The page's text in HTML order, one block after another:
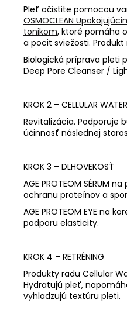
Pleť očistite pomocou
OSMOCLEAN
tonikom, ktoré pomáha
a pocit sviežosti.
Biologická príprava pleti
Deep Pore Cleanser /
KROK 2 – CELLULAR
Revitalizácia. Podporuje
účinnosť následnej
KROK 3 – DLHOVEKOSŤ
AGE PROTEOM SÉRUM
ochranu proteínov a
AGE PROTEOM EYE na
podporu elasticity.
KROK 4 – RETRÉNING
Produkty radu Cellular
Hydratujú pleť,
vyhladzujú textúru pleti.